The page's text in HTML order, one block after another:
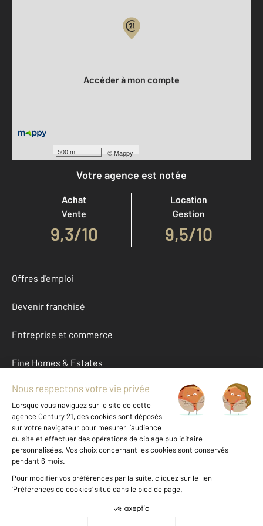
500 m ©Mappy
Accéder à mon compte
Votre agence est notée
Achat
Vente
9,3/10
Location
Gestion
9,5/10
Offres d'emploi
Devenir franchisé
Entreprise et commerce
Fine Homes & Estates
À propos
International
Nous contacter
Données personnelles